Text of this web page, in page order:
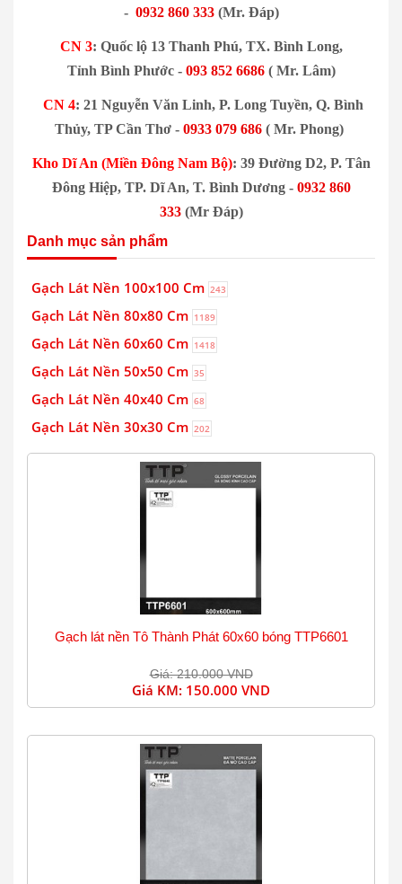
- 0932 860 333(Mr. Đáp)
CN 3: Quốc lộ 13 Thanh Phú, TX. Bình Long,
Tỉnh Bình Phước - 093 852 6686( Mr. Lâm)
CN 4: 21 Nguyễn Văn Linh, P. Long Tuyền, Q. Bình
Thủy, TP Cần Thơ - 0933 079 686 ( Mr. Phong)
Kho Dĩ An (Miền Đông Nam Bộ): 39 Đường D2, P. Tân
Đông Hiệp, TP. Dĩ An, T. Bình Dương - 0932 860
333(Mr Đáp)
Danh mục sản phẩm
Gạch Lát Nền 100x100 Cm 243
Gạch Lát Nền 80x80 Cm 1189
Gạch Lát Nền 60x60 Cm 1418
Gạch Lát Nền 50x50 Cm 35
Gạch Lát Nền 40x40 Cm 68
Gạch Lát Nền 30x30 Cm 202
Gạch lát nền Tô Thành Phát 60x60 bóng TTP6601
Giá: 210.000 VND
Giá KM: 150.000 VND